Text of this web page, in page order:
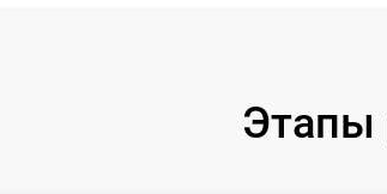
Этапы